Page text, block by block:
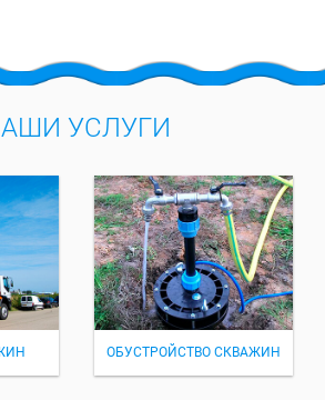
УСЛУГИ
ОБУСТРОЙСТВО СКВАЖИН